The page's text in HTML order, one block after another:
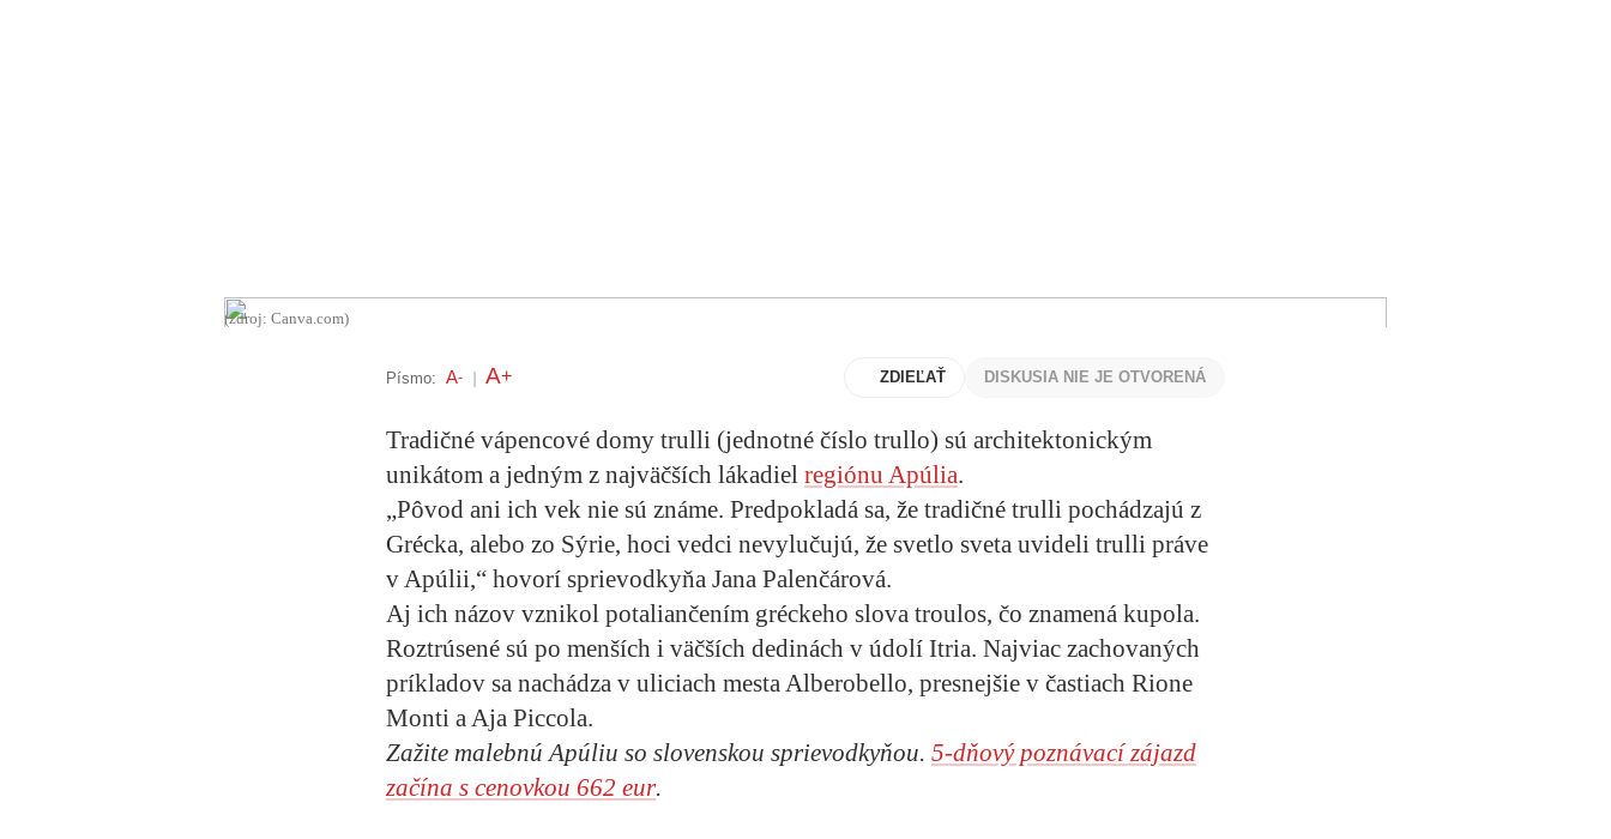
(zdroj: Canva.com)
Písmo: A- A+ ZDIEĽAŤ DISKUSIA NIE JE OTVORENÁ
Tradičné vápencové domy trulli (jednotné číslo trullo) sú architektonickým
unikátom a jedným z najväčších lákadiel regiónu Apúlia.
„Pôvod ani ich vek nie sú známe. Predpokladá sa, že tradičné trulli pochádzajú z
Grécka, alebo zo Sýrie, hoci vedci nevylučujú, že svetlo sveta uvideli trulli práve
v Apúlii,“ hovorí sprievodkyňa Jana Palenčárová.
Aj ich názov vznikol potaliančením gréckeho slova troulos, čo znamená kupola.
Roztrúsené sú po menších i väčších dedinách v údolí Itria. Najviac zachovaných
príkladov sa nachádza v uliciach mesta Alberobello, presnejšie v častiach Rione
Monti a Aja Piccola.
Zažite malebnú Apúliu so slovenskou sprievodkyňou. 5-dňový poznávací zájazd
začína s cenovkou 662 eur.